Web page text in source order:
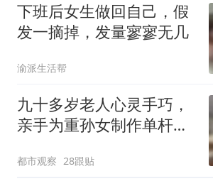
下班后女生做回自己，假
发一摘掉，发量寥寥无几
渝派生活帮
九十多岁老人心灵手巧，
亲手为重孙女制作单杆小
么
都市观察 28跟贴